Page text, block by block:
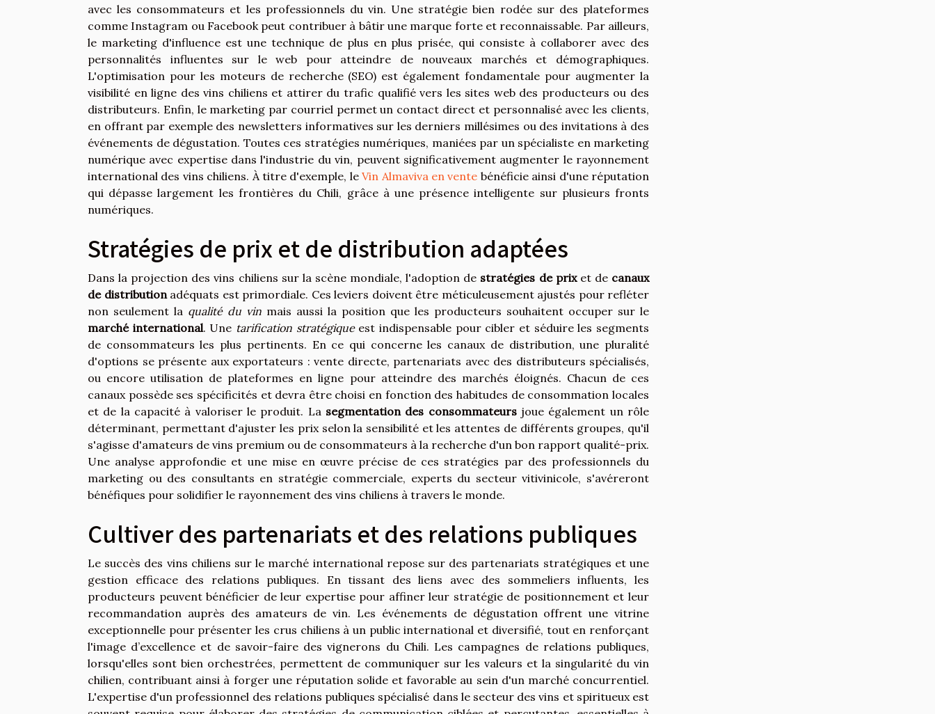
avec les consommateurs et les professionnels du vin. Une stratégie bien rodée sur des plateformes
comme Instagram ou Facebook peut contribuer à bâtir une marque forte et reconnaissable. Par ailleurs,
le marketing d'influence est une technique de plus en plus prisée, qui consiste à collaborer avec des
personnalités influentes sur le web pour atteindre de nouveaux marchés et démographiques.
L'optimisation pour les moteurs de recherche (SEO) est également fondamentale pour augmenter la
visibilité en ligne des vins chiliens et attirer du trafic qualifié vers les sites web des producteurs ou des
distributeurs. Enfin, le marketing par courriel permet un contact direct et personnalisé avec les clients,
en offrant par exemple des newsletters informatives sur les derniers millésimes ou des invitations à des
événements de dégustation. Toutes ces stratégies numériques, maniées par un spécialiste en marketing
numérique avec expertise dans l'industrie du vin, peuvent significativement augmenter le rayonnement
international des vins chiliens. À titre d'exemple, leVin Almaviva en vente bénéficie ainsi d'une réputation
qui dépasse largement les frontières du Chili, grâce à une présence intelligente sur plusieurs fronts
numériques.
Stratégies de prix et de distribution adaptées
Dans la projection des vins chiliens sur la scène mondiale, l'adoption de stratégies de prixet de canaux
de distributionadéquats est primordiale. Ces leviers doivent être méticuleusement ajustés pour refléter
non seulement la qualité du vin mais aussi la position que les producteurs souhaitent occuper sur le
marché international. Une tarification stratégiqueest indispensable pour cibler et séduire les segments
de consommateurs les plus pertinents. En ce qui concerne les canaux de distribution, une pluralité
d'options se présente aux exportateurs : vente directe, partenariats avec des distributeurs spécialisés,
ou encore utilisation de plateformes en ligne pour atteindre des marchés éloignés. Chacun de ces
canaux possède ses spécificités et devra être choisi en fonction des habitudes de consommation locales
et de la capacité à valoriser le produit. La segmentation des consommateursjoue également un rôle
déterminant, permettant d'ajuster les prix selon la sensibilité et les attentes de différents groupes, qu'il
s'agisse d'amateurs de vins premium ou de consommateurs à la recherche d'un bon rapport qualité-prix.
Une analyse approfondie et une mise en œuvre précise de ces stratégies par des professionnels du
marketing ou des consultants en stratégie commerciale, experts du secteur vitivinicole, s'avéreront
bénéfiques pour solidifier le rayonnement des vins chiliens à travers le monde.
Cultiver des partenariats et des relations publiques
Le succès des vins chiliens sur le marché international repose sur des partenariats stratégiques et une
gestion efficace des relations publiques. En tissant des liens avec des sommeliers influents, les
producteurs peuvent bénéficier de leur expertise pour affiner leur stratégie de positionnement et leur
recommandation auprès des amateurs de vin. Les événements de dégustation offrent une vitrine
exceptionnelle pour présenter les crus chiliens à un public international et diversifié, tout en renforçant
l'image d’excellence et de savoir-faire des vignerons du Chili. Les campagnes de relations publiques,
lorsqu'elles sont bien orchestrées, permettent de communiquer sur les valeurs et la singularité du vin
chilien, contribuant ainsi à forger une réputation solide et favorable au sein d'un marché concurrentiel.
L'expertise d'un professionnel des relations publiques spécialisé dans le secteur des vins et spiritueux est